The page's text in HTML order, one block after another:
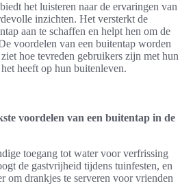
het luisteren naar de ervaringen van
inzichten. Het versterkt de
aan te schaffen en helpt hen om de
voordelen van een buitentap worden
hoe tevreden gebruikers zijn met hun
heeft op hun buitenleven.
voordelen van een buitentap in de
toegang tot water voor verfrissing
de gastvrijheid tijdens tuinfesten, en
om drankjes te serveren voor vrienden